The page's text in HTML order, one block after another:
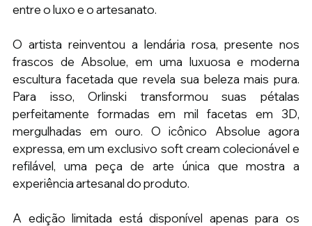
entre o luxo e o artesanato.
O artista reinventou a lendária rosa, presente nos
frascos de Absolue, em uma luxuosa e moderna
escultura facetada que revela sua beleza mais pura.
Para isso, Orlinski transformou suas pétalas
perfeitamente formadas em mil facetas em 3D,
mergulhadas em ouro. O icônico Absolue agora
expressa, em um exclusivo soft cream colecionável e
refilável, uma peça de arte única que mostra a
experiência artesanal do produto.
A edição limitada está disponível apenas para os